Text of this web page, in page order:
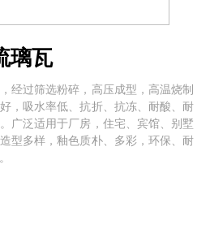
璃瓦
经过筛选粉碎，高压成型，高温烧制
，吸水率低、抗折、抗冻、耐酸、耐
广泛适用于厂房，住宅、宾馆、别墅
型多样，釉色质朴、多彩，环保、耐